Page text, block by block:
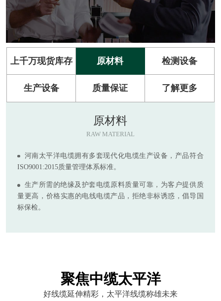
上千万现货库存 原材料 检测设备
生产设备 质量保证 了解更多
原材料
RAW MATERIAL
河南太平洋电缆拥有多套现代化电缆生产设备，产品符合
ISO9001:2015质量管理体系标准。
生产所需的绝缘及护套电缆原料质量可靠，为客户提供质
量更高，价格实惠的电线电缆产品，拒绝非标诱惑，倡导国
标保检。
聚焦中缆太平洋
好线缆延伸精彩，太平洋线缆称雄未来